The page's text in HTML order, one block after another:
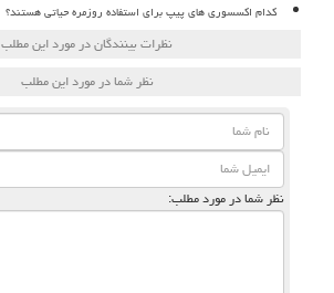
کدام اکسسوری های پیپ برای استفاده روزمره حیاتی هستند؟
نظرات بینندگان در مورد این مطلب
نظر شما در مورد این مطلب
نظر شما در مورد مطلب: